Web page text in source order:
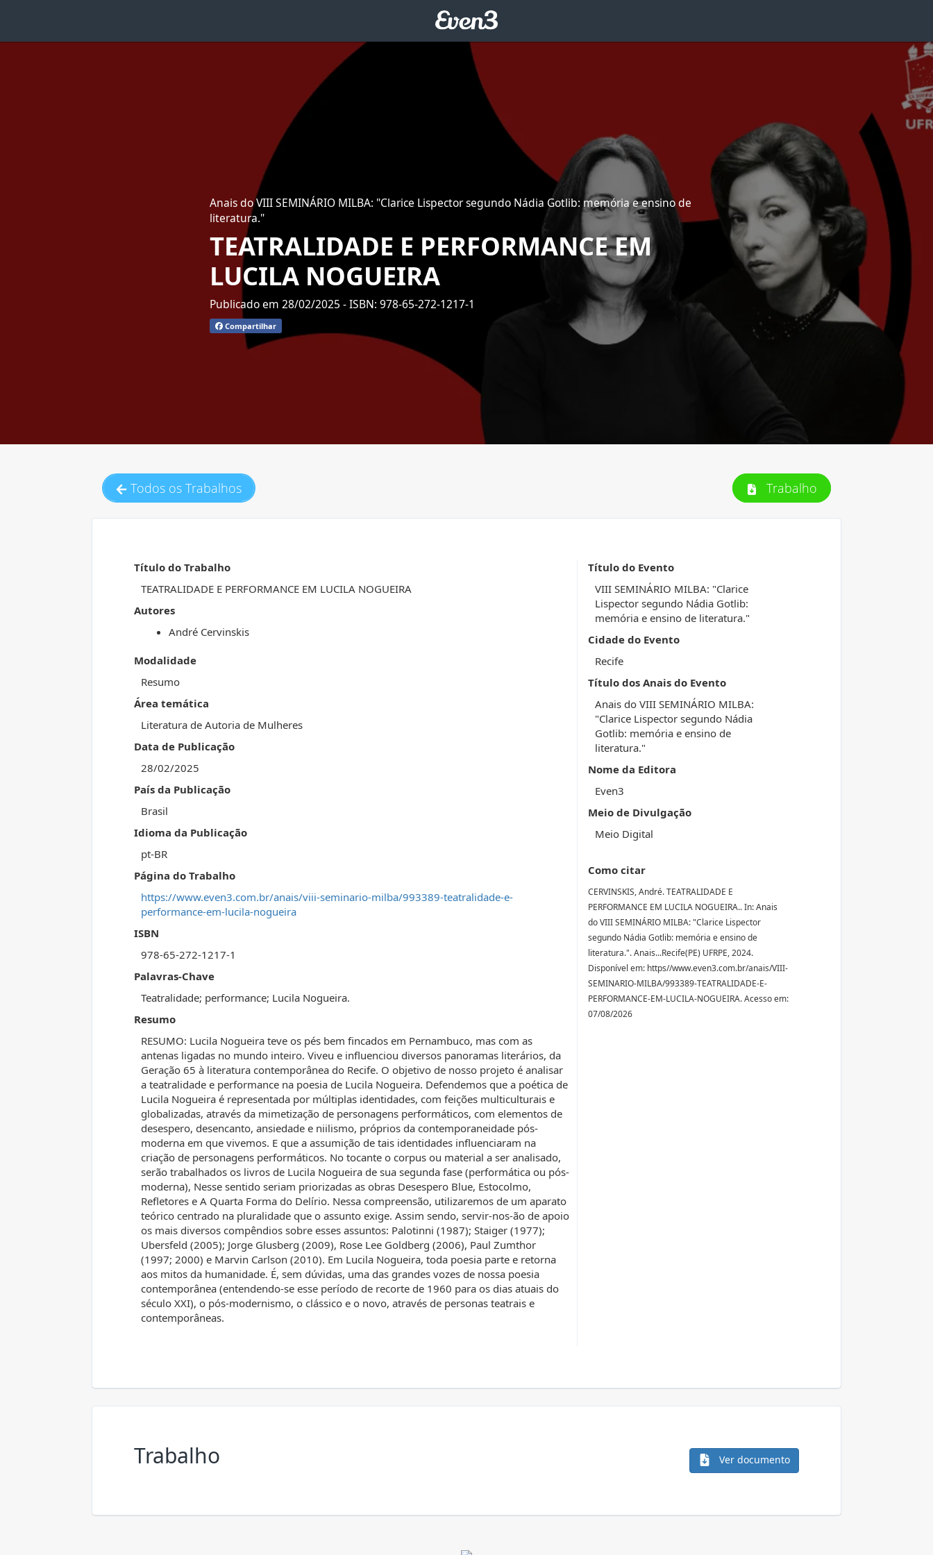
Anais do VIII SEMINÁRIO MILBA: "Clarice Lispector segundo Nádia Gotlib: memória e ensino de
literatura."
TEATRALIDADE E PERFORMANCE EM
LUCILA NOGUEIRA
Publicado em 28/02/2025- ISBN: 978-65-272-1217-1
Compartilhar
Todos os Trabalhos Trabalho
Título do Trabalho
TEATRALIDADE E PERFORMANCE EM LUCILA NOGUEIRA
Autores
André Cervinskis
Modalidade
Resumo
Área temática
Literatura de Autoria de Mulheres
Data de Publicação
28/02/2025
País da Publicação
Brasil
Idioma da Publicação
pt-BR
Página do Trabalho
https://www.even3.com.br/anais/viii-seminario-milba/993389-teatralidade-e-
performance-em-lucila-nogueira
ISBN
978-65-272-1217-1
Palavras-Chave
Teatralidade; performance; Lucila Nogueira.
Resumo
RESUMO: Lucila Nogueira teve os pés bem fincados em Pernambuco, mas com as
antenas ligadas no mundo inteiro. Viveu e influenciou diversos panoramas literários, da
Geração 65 à literatura contemporânea do Recife. O objetivo de nosso projeto é analisar
a teatralidade e performance na poesia de Lucila Nogueira. Defendemos que a poética de
Lucila Nogueira é representada por múltiplas identidades, com feições multiculturais e
globalizadas, através da mimetização de personagens performáticos, com elementos de
desespero, desencanto, ansiedade e niilismo, próprios da contemporaneidade pós-
moderna em que vivemos. E que a assumição de tais identidades influenciaram na
criação de personagens performáticos. No tocante o corpus ou material a ser analisado,
serão trabalhados os livros de Lucila Nogueira de sua segunda fase (performática ou pós-
moderna), Nesse sentido seriam priorizadas as obras Desespero Blue, Estocolmo,
Refletores e A Quarta Forma do Delírio. Nessa compreensão, utilizaremos de um aparato
teórico centrado na pluralidade que o assunto exige. Assim sendo, servir-nos-ão de apoio
os mais diversos compêndios sobre esses assuntos: Palotinni (1987); Staiger (1977);
Ubersfeld (2005); Jorge Glusberg (2009), Rose Lee Goldberg (2006), Paul Zumthor
(1997; 2000) e Marvin Carlson (2010). Em Lucila Nogueira, toda poesia parte e retorna
aos mitos da humanidade. É, sem dúvidas, uma das grandes vozes de nossa poesia
contemporânea (entendendo-se esse período de recorte de 1960 para os dias atuais do
século XXI), o pós-modernismo, o clássico e o novo, através de personas teatrais e
contemporâneas.
Título do Evento
VIII SEMINÁRIO MILBA: "Clarice
Lispector segundo Nádia Gotlib:
memória e ensino de literatura."
Cidade do Evento
Recife
Título dos Anais do Evento
Anais do VIII SEMINÁRIO MILBA:
"Clarice Lispector segundo Nádia
Gotlib: memória e ensino de
literatura."
Nome da Editora
Even3
Meio de Divulgação
Meio Digital
Como citar
CERVINSKIS, André. TEATRALIDADE E
PERFORMANCE EM LUCILA NOGUEIRA.. In: Anais
do VIII SEMINÁRIO MILBA: "Clarice Lispector
segundo Nádia Gotlib: memória e ensino de
literatura.". Anais...Recife(PE) UFRPE, 2024.
Disponível em: https//www.even3.com.br/anais/VIII-
SEMINARIO-MILBA/993389-TEATRALIDADE-E-
PERFORMANCE-EM-LUCILA-NOGUEIRA. Acesso em:
07/08/2026
Trabalho Ver documento